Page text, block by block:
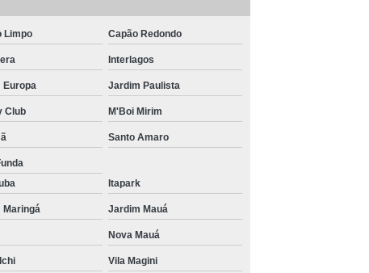
Limpo Capão Redondo
Interlagos
Europa Jardim Paulista
Club M'Boi Mirim
Santo Amaro
Itapark
Maringá Jardim Mauá
Nova Mauá
Vila Magini